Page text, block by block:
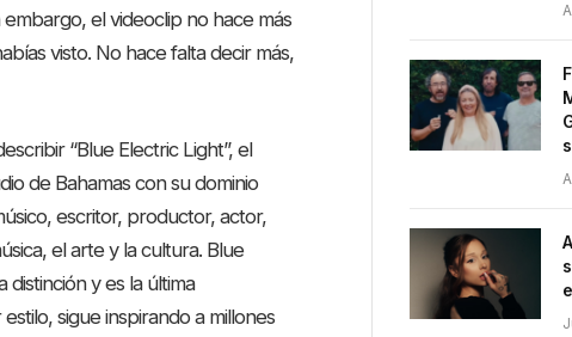
el videoclip no hace más
visto. No hace falta decir más,
“Blue Electric Light”, el
de Bahamas con su dominio
escritor, productor, actor,
el arte y la cultura. Blue
y es la última
sigue inspirando a millones